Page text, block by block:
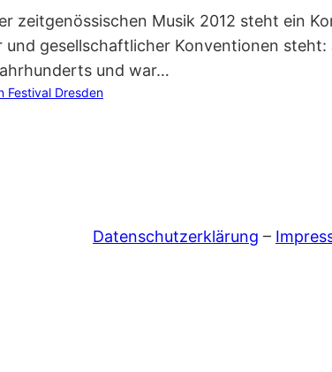
zeitgenössischen Musik 2012 steht ein
gesellschaftlicher Konventionen
und war…
Festival Dresden
Datenschutzerklärung –